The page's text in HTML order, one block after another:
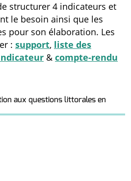
structurer 4 indicateurs et
le besoin ainsi que les
pour son élaboration. Les
: support, liste des
& compte-rendu
aux questions littorales en